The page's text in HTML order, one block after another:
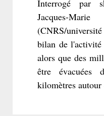
Interrogé par
Jacques-
(CNRS/
bilan de
alors que des
être évacuées
kilomètres autour